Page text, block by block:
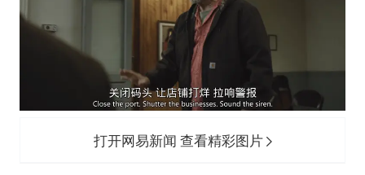
打开网易新闻 查看精彩图片